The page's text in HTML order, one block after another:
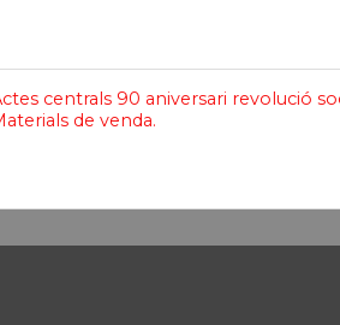
centrals 90 aniversari revolució
de venda.